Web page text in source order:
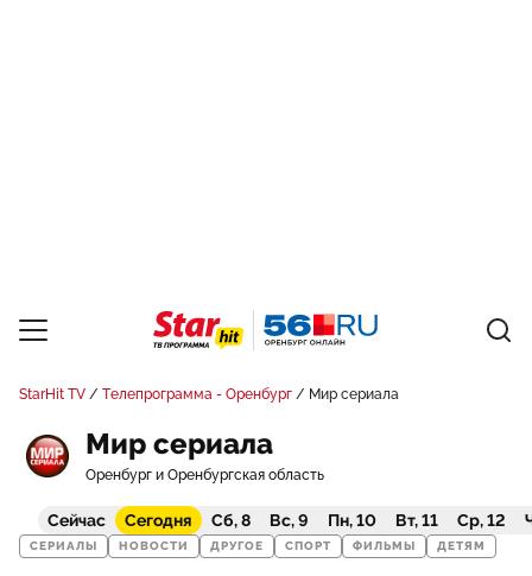
StarHit TV Телепрограмма - Оренбург Мир сериала
Мир сериала
Оренбург и Оренбургская область
Сейчас Сегодня Сб, 8 Вс, 9 Пн, 10 Вт, 11 Ср, 12
СЕРИАЛЫ НОВОСТИ ДРУГОЕ СПОРТ ФИЛЬМЫ ДЕТЯМ